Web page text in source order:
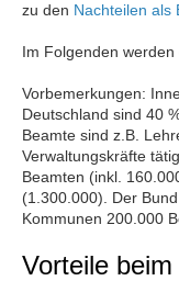
zu den Nachteilen als
Im Folgenden
Vorbemerkungen:
Deutschland sind 40
Beamte sind z.B.
Verwaltungskräfte
Beamten (inkl.
(1.300.000). Der
Kommunen 200.000
Vorteile